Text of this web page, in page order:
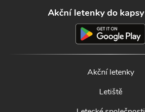
Akční letenky do kapsy
Akční letenky
Letiště